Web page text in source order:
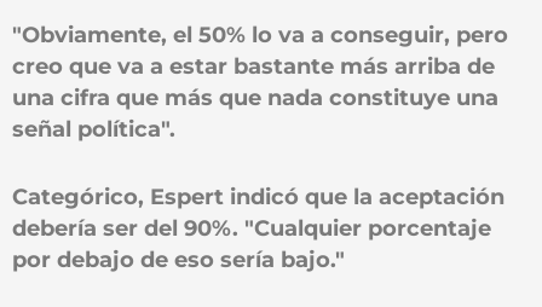
"Obviamente, el 50% lo va a conseguir, pero
creo que va a estar bastante más arriba de
una cifra que más que nada constituye una
señal política".
Categórico, Espert indicó que la aceptación
debería ser del 90%. "Cualquier porcentaje
por debajo de eso sería bajo."